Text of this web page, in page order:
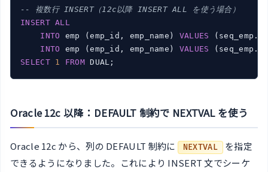
-- 複数行 INSERT（12c以降 INSERT ALL を使う場合）
INSERT ALL
INTO emp (emp_id, emp_name) VALUES
INTO emp (emp_id, emp_name) VALUES
SELECT
1 FROM
Oracle 12c 以降：DEFAULT 制約で NEXTVAL を使う
Oracle 12c から、列の DEFAULT 制約に NEXTVAL を指定
できるようになりました。これにより INSERT 文でシーケ